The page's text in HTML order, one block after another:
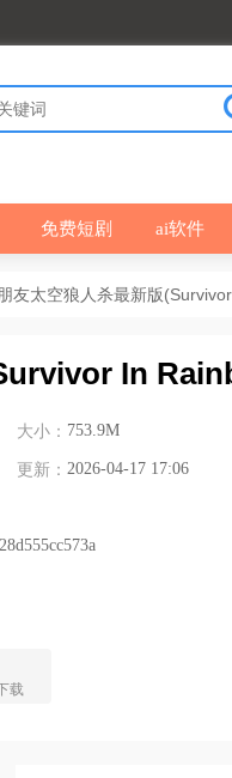
免费短剧 ai软件
友太空狼人杀最新版
In
大小： 753.9M
更新： 2026-04-17 17:06
载